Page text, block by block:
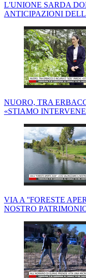
L'UNIONE SARDA
ANTICIPAZIONI
NUORO, TRA
«STIAMO
VIA A ''FORESTE
NOSTRO